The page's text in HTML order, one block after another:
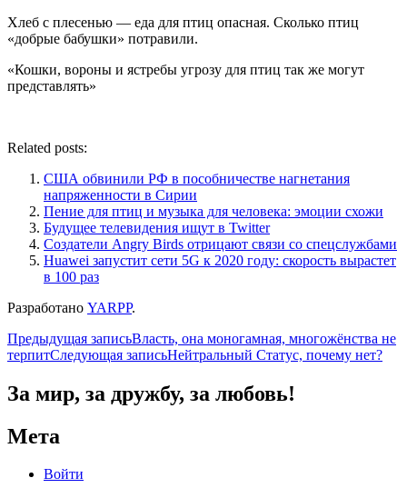
Хлеб с плесенью — еда для птиц опасная. Сколько птиц
«добрые бабушки» потравили.
«Кошки, вороны и ястребы угрозу для птиц так же могут
представлять»
Related posts:
США обвинили РФ в пособничестве нагнетания
напряженности в Сирии
Пение для птиц и музыка для человека: эмоции схожи
Будущее телевидения ищут в Twitter
Создатели Angry Birds отрицают связи со спецслужбами
Huawei запустит сети 5G к 2020 году: скорость вырастет
в 100 раз
Разработано YARPP.
Навигация
по
записям
Предыдущая записьВласть, она моногамная, многожёнства не
терпитСледующая записьНейтральный Статус, почему нет?
За мир, за дружбу, за любовь!
Мета
Войти